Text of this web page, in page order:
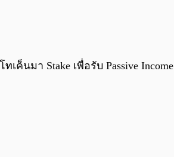
นมา Stake เพื่อรับ Passive Income